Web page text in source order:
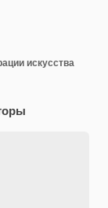
искусства